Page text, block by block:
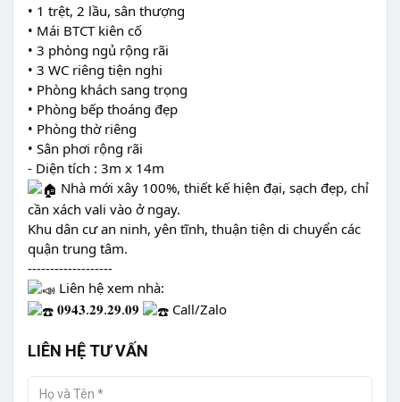
• 1 trệt, 2 lầu, sân thượng
• Mái BTCT kiên cố
• 3 phòng ngủ rộng rãi
• 3 WC riêng tiện nghi
• Phòng khách sang trọng
• Phòng bếp thoáng đẹp
• Phòng thờ riêng
• Sân phơi rộng rãi
- Diện tích : 3m x 14m
Nhà mới xây 100%, thiết kế hiện đại, sạch đẹp, chỉ
cần xách vali vào ở ngay.
Khu dân cư an ninh, yên tĩnh, thuận tiện di chuyển các
quận trung tâm.
-------------------
Liên hệ xem nhà:
𝟎𝟗𝟒𝟑.𝟐𝟗.𝟐𝟗.𝟎𝟗
Call/Zalo
LIÊN HỆ TƯ VẤN